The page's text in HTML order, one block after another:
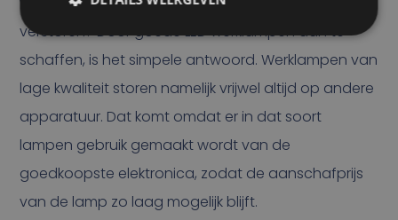
verstoren? Door goede LED werklampen aan te
schaffen, is het simpele antwoord. Werklampen van
lage kwaliteit storen namelijk vrijwel altijd op andere
apparatuur. Dat komt omdat er in dat soort
lampen gebruik gemaakt wordt van de
goedkoopste elektronica, zodat de aanschafprijs
van de lamp zo laag mogelijk blijft.